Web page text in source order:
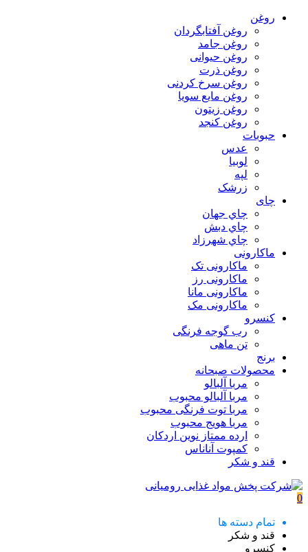
روغن
روغن آفتابگردان
روغن جامد
روغن حیوانی
روغن ذرت
روغن سرخ کردنی
روغن مایع سویا
روغن زیتون
روغن کنجد
حبوبات
عدس
لوبیا
لپه
زرشک
چای
چاي جهان
چاي دبش
چاي شهرزاد
ماکارونی
ماکارونی تک
ماکارونی رز
ماکارونی مانا
ماکارونی مک
کنسرو
رب گوجه فرنگی
تن ماهی
برنج
محصولات صبحانه
مربا آلبالو
مربا آلبالو محبوب
مربا توت فرنگی محبوب
مربا هویج محبوب
ارده ممتاز نوین اردکان
کمپوت آناناس
قند و شکر
0
تمام دسته ها
قند و شکر
کنسرو